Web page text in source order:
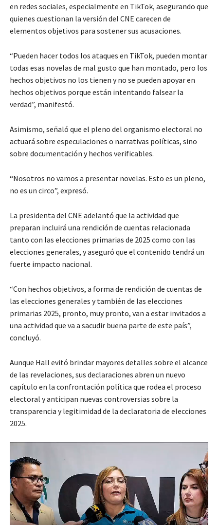
en redes sociales, especialmente en TikTok, asegurando que
quienes cuestionan la versión del CNE carecen de
elementos objetivos para sostener sus acusaciones.
“Pueden hacer todos los ataques en TikTok, pueden montar
todas esas novelas de mal gusto que han montado, pero los
hechos objetivos no los tienen y no se pueden apoyar en
hechos objetivos porque están intentando falsear la
verdad”, manifestó.
Asimismo, señaló que el pleno del organismo electoral no
actuará sobre especulaciones o narrativas políticas, sino
sobre documentación y hechos verificables.
“Nosotros no vamos a presentar novelas. Esto es un pleno,
no es un circo”, expresó.
La presidenta del CNE adelantó que la actividad que
preparan incluirá una rendición de cuentas relacionada
tanto con las elecciones primarias de 2025 como con las
elecciones generales, y aseguró que el contenido tendrá un
fuerte impacto nacional.
“Con hechos objetivos, a forma de rendición de cuentas de
las elecciones generales y también de las elecciones
primarias 2025, pronto, muy pronto, van a estar invitados a
una actividad que va a sacudir buena parte de este país”,
concluyó.
Aunque Hall evitó brindar mayores detalles sobre el alcance
de las revelaciones, sus declaraciones abren un nuevo
capítulo en la confrontación política que rodea el proceso
electoral y anticipan nuevas controversias sobre la
transparencia y legitimidad de la declaratoria de elecciones
2025.